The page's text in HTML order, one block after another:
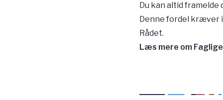
Du kan altid
Denne fordel kræver
Rådet.
Læs mere om